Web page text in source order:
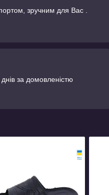
зручним для Вас .
за домовленістю